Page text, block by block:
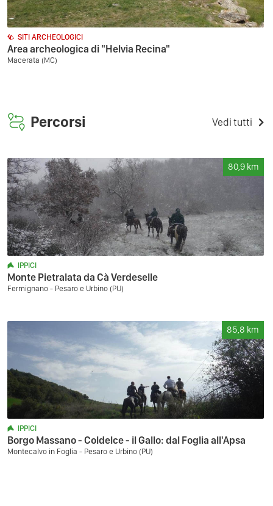
SITI ARCHEOLOGICI
Area archeologica di "Helvia Recina"
Macerata (MC)
Percorsi Vedi tutti
80,9 km
IPPICI
Monte Pietralata da Cà Verdeselle
Fermignano - Pesaro e Urbino (PU)
85,8 km
IPPICI
Borgo Massano - Coldelce - il Gallo: dal Foglia all'Apsa
Montecalvo in Foglia - Pesaro e Urbino (PU)